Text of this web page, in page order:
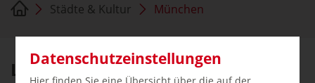
Datenschutzeinstellungen
Städte & Kultur München
Lifestyle wird in München